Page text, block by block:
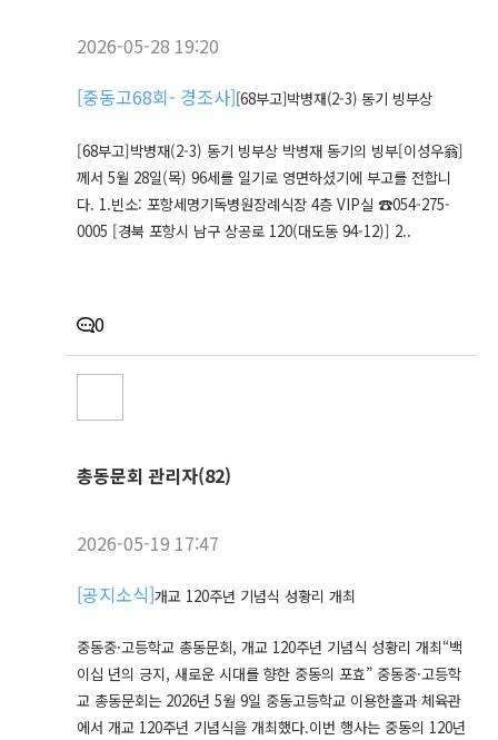
2026-05-28 19:20
[중동고68회- 경조사][68부고]박병재(2-3) 동기 빙부상
[68부고]박병재(2-3) 동기 빙부상 박병재 동기의 빙부[이성우翁]
께서 5월 28일(목) 96세를 일기로 영면하셨기에 부고를 전합니
다. 1.빈소: 포항세명기독병원장례식장 4층 VIP실 ☎054-275-
0005 [경북 포항시 남구 상공로 120(대도동 94-12)] 2..
0
총동문회 관리자(82)
2026-05-19 17:47
[공지소식]개교 120주년 기념식 성황리 개최
중동중·고등학교 총동문회, 개교 120주년 기념식 성황리 개최“백
이십 년의 긍지, 새로운 시대를 향한 중동의 포효” 중동중·고등학
교 총동문회는 2026년 5월 9일 중동고등학교 이용한홀과 체육관
에서 개교 120주년 기념식을 개최했다.이번 행사는 중동의 120년